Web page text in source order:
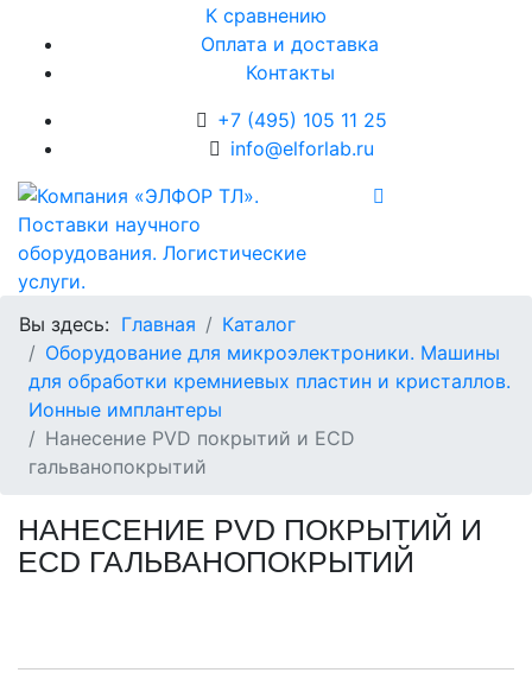
К сравнению
Оплата и доставка
Контакты
+7 (495) 105 11 25
info@elforlab.ru
Вы здесь: Главная
Каталог
Оборудование для микроэлектроники. Машины
для обработки кремниевых пластин и кристаллов.
Ионные имплантеры
Нанесение PVD покрытий и ECD
гальванопокрытий
НАНЕСЕНИЕ PVD ПОКРЫТИЙ И
ECD ГАЛЬВАНОПОКРЫТИЙ